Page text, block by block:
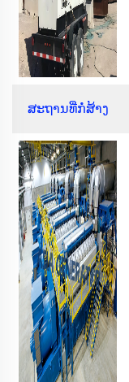
ສະຖານທີ່ກໍ່ສ້າງ